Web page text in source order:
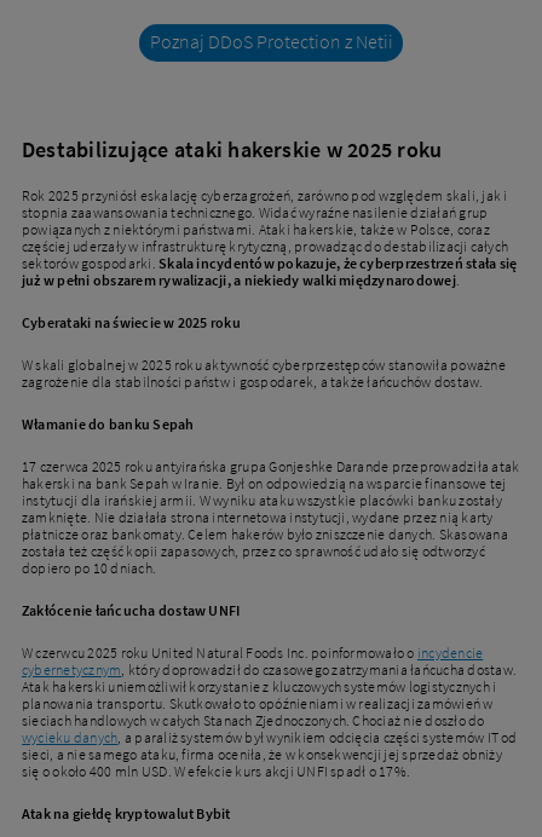
Poznaj DDoS Protection z Netii
Destabilizujące ataki hakerskie w 2025 roku
Rok 2025 przyniósł eskalację cyberzagrożeń, zarówno pod względem skali, jak i
stopnia zaawansowania technicznego. Widać wyraźne nasilenie działań grup
powiązanych z niektórymi państwami. Ataki hakerskie, także w Polsce, coraz
częściej uderzały w infrastrukturę krytyczną, prowadząc do destabilizacji całych
sektorów gospodarki. Skala incydentów pokazuje, że cyberprzestrzeń stała się
już w pełni obszarem rywalizacji, a niekiedy walki międzynarodowej.
Cyberataki na świecie w 2025 roku
W skali globalnej w 2025 roku aktywność cyberprzestępców stanowiła poważne
zagrożenie dla stabilności państw i gospodarek, a także łańcuchów dostaw.
Włamanie do banku Sepah
17 czerwca 2025 roku antyirańska grupa Gonjeshke Darande przeprowadziła atak
hakerski na bank Sepah w Iranie. Był on odpowiedzią na wsparcie finansowe tej
instytucji dla irańskiej armii. W wyniku ataku wszystkie placówki banku zostały
zamknięte. Nie działała strona internetowa instytucji, wydane przez nią karty
płatnicze oraz bankomaty. Celem hakerów było zniszczenie danych. Skasowana
została też część kopii zapasowych, przez co sprawność udało się odtworzyć
dopiero po 10 dniach.
Zakłócenie łańcucha dostaw UNFI
W czerwcu 2025 roku United Natural Foods Inc. poinformowało o incydencie
cybernetycznym , który doprowadził do czasowego zatrzymania łańcucha dostaw.
Atak hakerski uniemożliwił korzystanie z kluczowych systemów logistycznych i
planowania transportu. Skutkowało to opóźnieniami w realizacji zamówień w
sieciach handlowych w całych Stanach Zjednoczonych. Chociaż nie doszło do
wycieku danych , a paraliż systemów był wynikiem odcięcia części systemów IT od
sieci, a nie samego ataku, firma oceniła, że w konsekwencji jej sprzedaż obniży
się o około 400 mln USD. W efekcie kurs akcji UNFI spadł o 17%.
Atak na giełdę kryptowalut Bybit